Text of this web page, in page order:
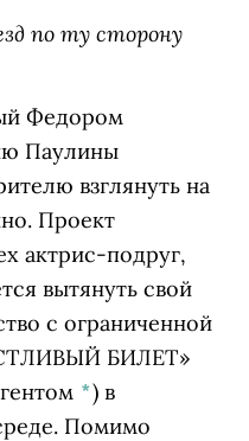
по ту сторону
Федором
Паулины
взглянуть на
Проект
актрис-подруг,
вытянуть свой
с ограниченной
БИЛЕТ»
*) в
Помимо